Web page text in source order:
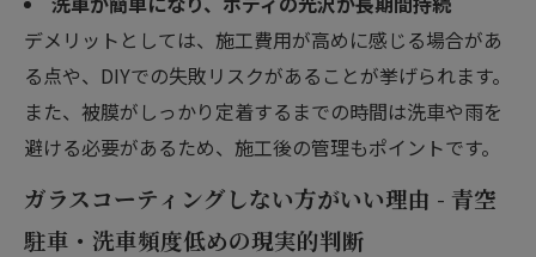
デメリットとしては、施工費用が高めに感じる場合があ
る点や、DIYでの失敗リスクがあることが挙げられます。
また、被膜がしっかり定着するまでの時間は洗車や雨を
避ける必要があるため、施工後の管理もポイントです。
ガラスコーティングしない方がいい理由 - 青空
駐車・洗車頻度低めの現実的判断